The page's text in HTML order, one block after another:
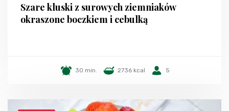
Szare kluski z surowych ziemniaków
okraszone boczkiem i cebulką
30 min. 2736 kcal 5